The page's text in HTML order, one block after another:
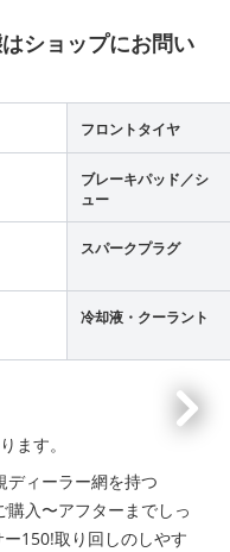
ショップにお問い
フロントタイヤ
ブレーキパッド／シ
ュー
スパークプラグ
冷却液・クーラント
ます。
ディーラー網を持つ
入〜アフターまでしっ
150!取り回しのしやす